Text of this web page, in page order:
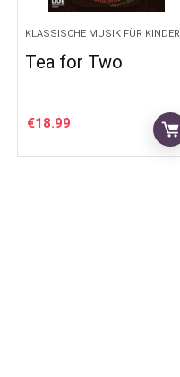
KLASSISCHE MUSIK FÜR KINDER
Tea for Two
€18.99